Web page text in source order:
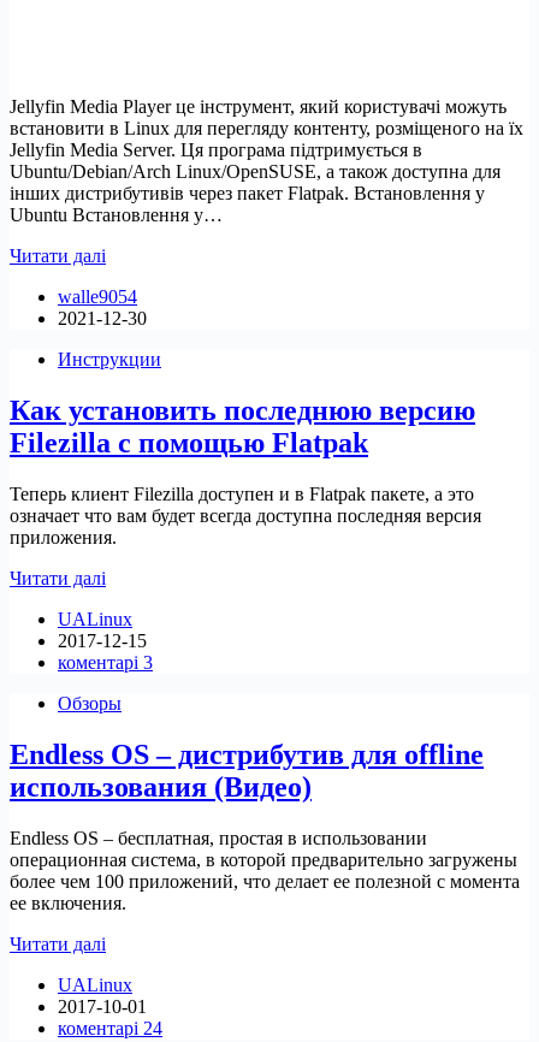
Jellyfin Media Player це інструмент, який користувачі можуть
встановити в Linux для перегляду контенту, розміщеного на їх
Jellyfin Media Server. Ця програма підтримується в
Ubuntu/Debian/Arch Linux/OpenSUSE, а також доступна для
інших дистрибутивів через пакет Flatpak. Встановлення у
Ubuntu Встановлення у…
Читати далі
Jellyfin
Media
в
walle9054
2021-12-30
Инструкции
Как установить последнюю версию
Filezilla с помощью Flatpak
Теперь клиент Filezilla доступен и в Flatpak пакете, а это
означает что вам будет всегда доступна последняя версия
приложения.
Читати далі
последнюю
версию
Filezilla
помощью
UALinux
2017-12-15
коментарі 3
Обзоры
Endless OS – дистрибутив для offline
использования (Видео)
Endless OS – бесплатная, простая в использовании
операционная система, в которой предварительно загружены
более чем 100 приложений, что делает ее полезной с момента
ее включения.
Читати далі
–
дистрибутив
для
UALinux
2017-10-01
коментарі 24